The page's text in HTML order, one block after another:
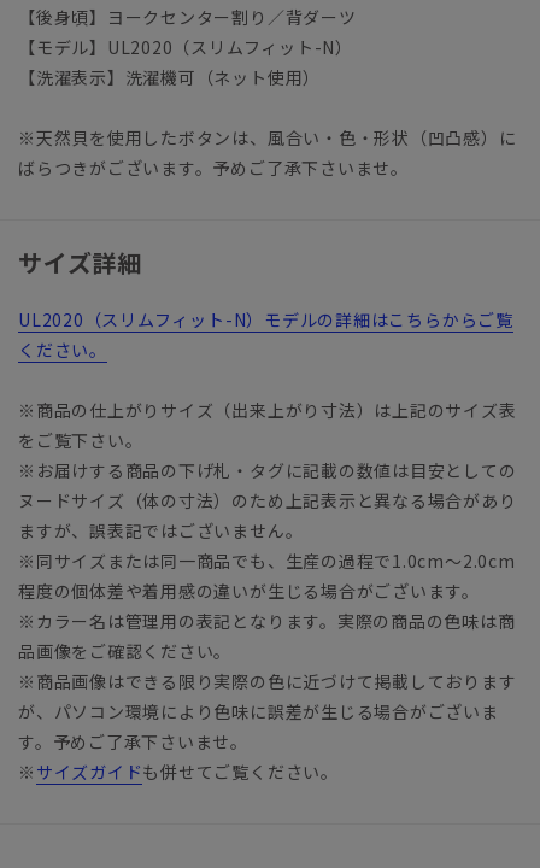
【後身頃】ヨークセンター割り／背ダーツ
【モデル】UL2020（スリムフィット-N）
【洗濯表示】洗濯機可（ネット使用）
※天然貝を使用したボタンは、風合い・色・形状（凹凸感）に
ばらつきがございます。予めご了承下さいませ。
サイズ詳細
UL2020（スリムフィット-N）モデルの詳細はこちらからご覧
ください。
※商品の仕上がりサイズ（出来上がり寸法）は上記のサイズ表
をご覧下さい。
※お届けする商品の下げ札・タグに記載の数値は目安としての
ヌードサイズ（体の寸法）のため上記表示と異なる場合があり
ますが、誤表記ではございません。
※同サイズまたは同一商品でも、生産の過程で1.0cm～2.0cm
程度の個体差や着用感の違いが生じる場合がございます。
※カラー名は管理用の表記となります。実際の商品の色味は商
品画像をご確認ください。
※商品画像はできる限り実際の色に近づけて掲載しております
が、パソコン環境により色味に誤差が生じる場合がございま
す。予めご了承下さいませ。
※ サイズガイドも併せてご覧ください。